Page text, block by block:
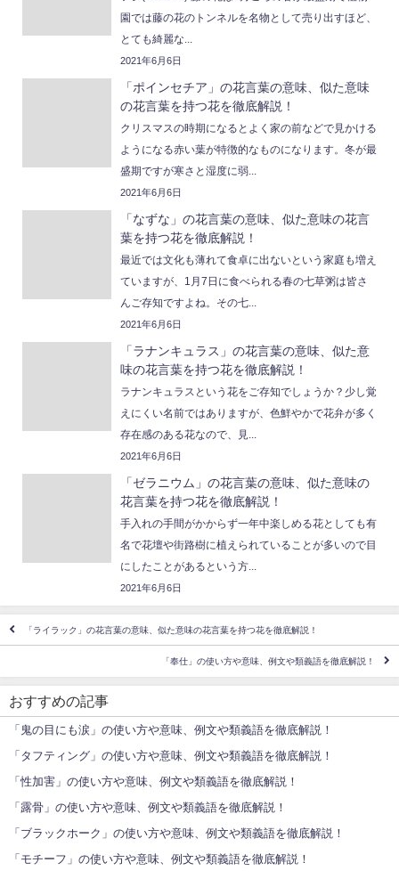
園では藤の花のトンネルを名物として売り出すほど、
とても綺麗な...
2021年6月6日
「ポインセチア」の花言葉の意味、似た意味
の花言葉を持つ花を徹底解説！
クリスマスの時期になるとよく家の前などで見かける
ようになる赤い葉が特徴的なものになります。冬が最
盛期ですが寒さと湿度に弱...
2021年6月6日
「なずな」の花言葉の意味、似た意味の花言
葉を持つ花を徹底解説！
最近では文化も薄れて食卓に出ないという家庭も増え
ていますが、1月7日に食べられる春の七草粥は皆さ
んご存知ですよね。その七...
2021年6月6日
「ラナンキュラス」の花言葉の意味、似た意
味の花言葉を持つ花を徹底解説！
ラナンキュラスという花をご存知でしょうか？少し覚
えにくい名前ではありますが、色鮮やかで花弁が多く
存在感のある花なので、見...
2021年6月6日
「ゼラニウム」の花言葉の意味、似た意味の
花言葉を持つ花を徹底解説！
手入れの手間がかからず一年中楽しめる花としても有
名で花壇や街路樹に植えられていることが多いので目
にしたことがあるという方...
2021年6月6日
「ライラック」の花言葉の意味、似た意味の花言葉を持つ花を徹底解説！
「奉仕」の使い方や意味、例文や類義語を徹底解説！
おすすめの記事
「鬼の目にも涙」の使い方や意味、例文や類義語を徹底解説！
「タフティング」の使い方や意味、例文や類義語を徹底解説！
「性加害」の使い方や意味、例文や類義語を徹底解説！
「露骨」の使い方や意味、例文や類義語を徹底解説！
「ブラックホーク」の使い方や意味、例文や類義語を徹底解説！
「モチーフ」の使い方や意味、例文や類義語を徹底解説！